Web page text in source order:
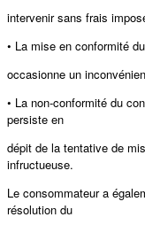
intervenir sans frais
• La mise en conformité
occasionne un
• La non-conformité du
persiste en
dépit de la tentative de
infructueuse.
Le consommateur a
résolution du